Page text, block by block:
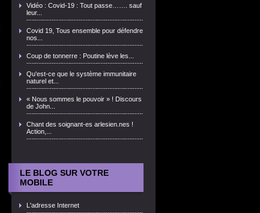
Vidéo : Covid-19 : Tout passe……. sauf
leur...
Covid 19, Tous ensemble pour défendre
nos...
Coup de tonnerre : Poutine lève les...
Qu'est-ce que le système immunitaire
naturel et...
« Nous sommes le pouvoir » ! Discours
de John...
Chant des soignant-es arlesien.nes !
Action,...
LE BLOG SUR VOTRE
MOBILE
L'adresse Internet